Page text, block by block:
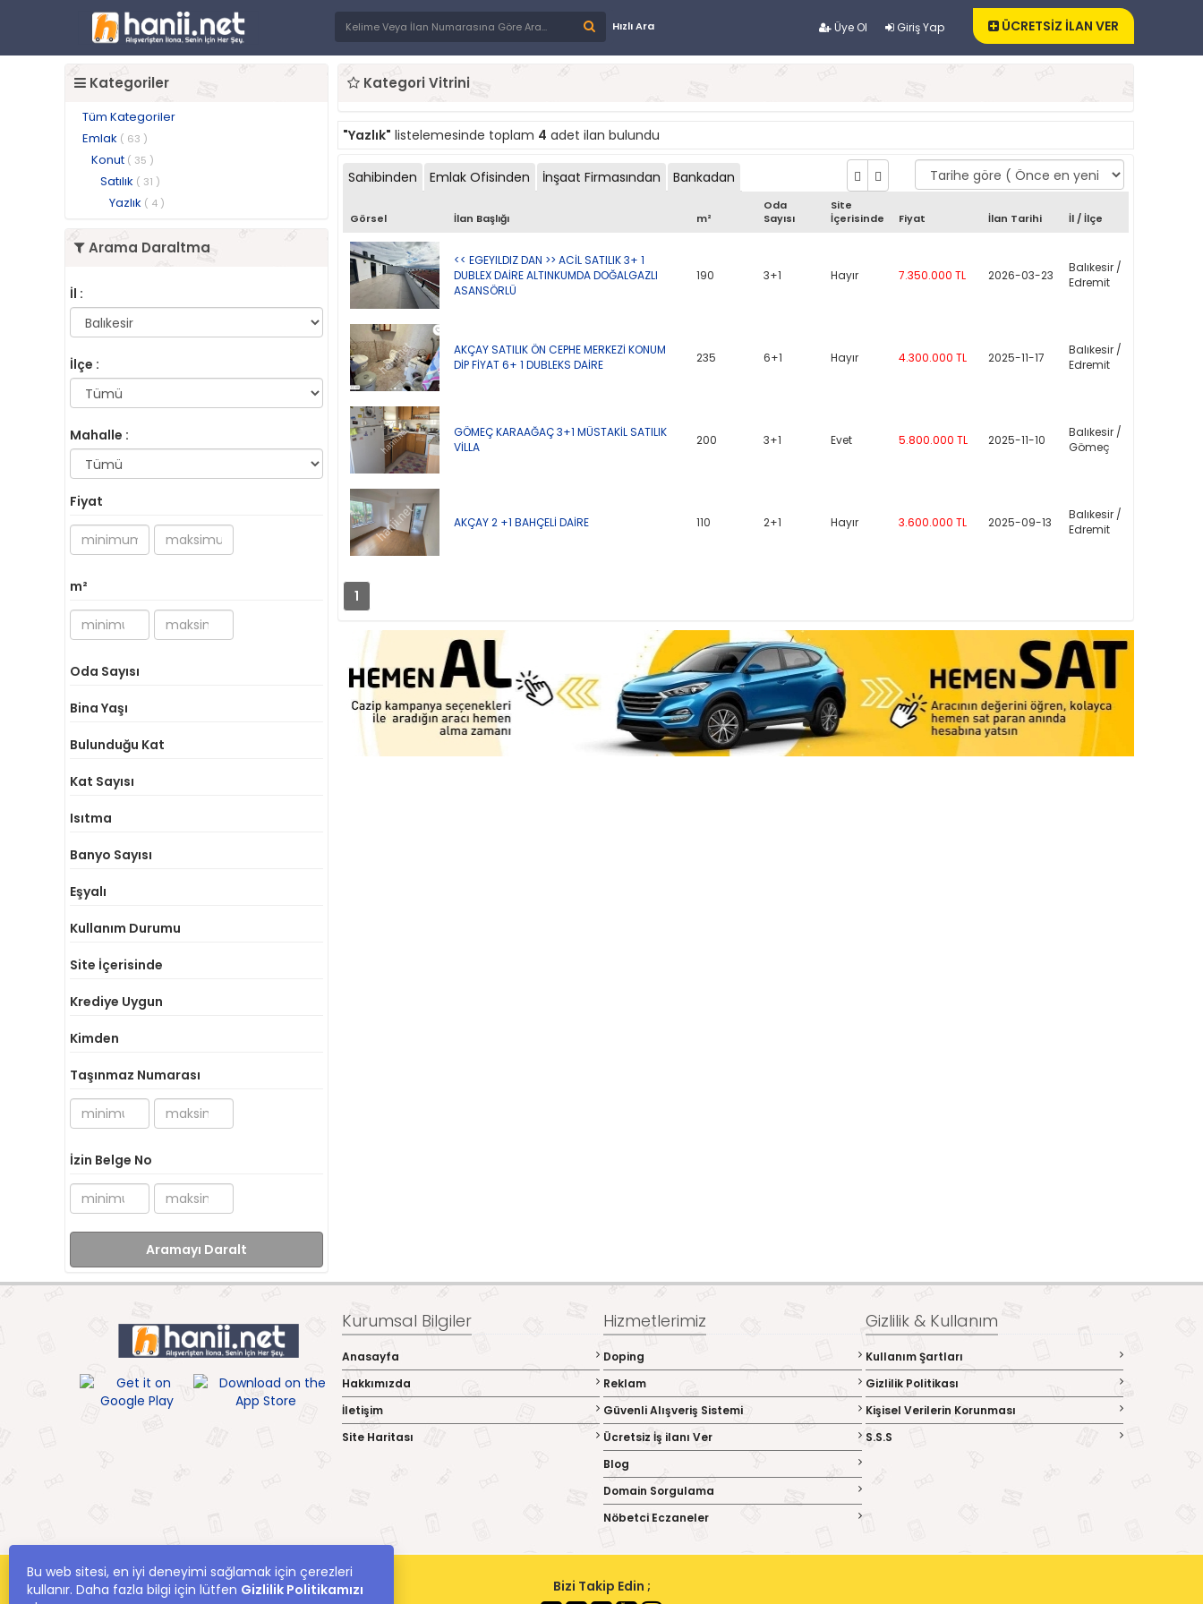
Üye Ol Giriş Yap
Hızlı Ara ÜCRETSİZ İLAN VER
Kategoriler
Tüm Kategoriler
Emlak ( 63 )
Konut ( 35 )
Satılık ( 31 )
Yazlık ( 4 )
Arama Daraltma
İl :
İlçe :
Mahalle :
Fiyat
m²
Oda Sayısı
Bina Yaşı
Bulunduğu Kat
Kat Sayısı
Isıtma
Banyo Sayısı
Eşyalı
Kullanım Durumu
Site İçerisinde
Krediye Uygun
Kimden
Taşınmaz Numarası
İzin Belge No
Aramayı Daralt
Kategori Vitrini
"Yazlık" listelemesinde toplam 4 adet ilan bulundu
Sahibinden Emlak Ofisinden İnşaat Firmasından Bankadan
Görsel İlan Başlığı m²
Oda
Sayısı
Site
İçerisinde
Fiyat İlan Tarihi İl / İlçe
<< EGEYILDIZ DAN >> ACİL SATILIK 3+ 1
DUBLEX DAİRE ALTINKUMDA DOĞALGAZLI
ASANSÖRLÜ
190 3+1 Hayır 7.350.000 TL 2026-03-23
Balıkesir /
Edremit
AKÇAY SATILIK ÖN CEPHE MERKEZİ KONUM
DİP FİYAT 6+ 1 DUBLEKS DAİRE
235 6+1 Hayır 4.300.000 TL 2025-11-17
Balıkesir /
Edremit
GÖMEÇ KARAAĞAÇ 3+1 MÜSTAKİL SATILIK
VİLLA
200 3+1 Evet 5.800.000 TL 2025-11-10
Balıkesir /
Gömeç
AKÇAY 2 +1 BAHÇELİ DAİRE 110 2+1 Hayır 3.600.000 TL 2025-09-13
Balıkesir /
Edremit
1
Kurumsal Bilgiler
Anasayfa
Hakkımızda
İletişim
Site Haritası
Hizmetlerimiz
Doping
Reklam
Güvenli Alışveriş Sistemi
Ücretsiz İş ilanı Ver
Blog
Domain Sorgulama
Nöbetci Eczaneler
Gizlilik & Kullanım
Kullanım Şartları
Gizlilik Politikası
Kişisel Verilerin Korunması
S.S.S
Bizi Takip Edin ;
Bu web sitesi, en iyi deneyimi sağlamak için çerezleri
kullanır. Daha fazla bilgi için lütfen Gizlilik Politikamızı